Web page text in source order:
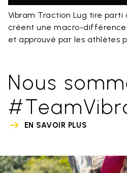
Vibram Traction Lug tire
créent une macro-
et approuvé par les athlètes
Nous
EN SAVOIR PLUS